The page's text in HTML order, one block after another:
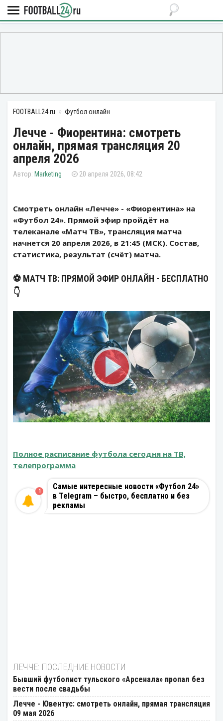
FOOTBALL24.ru Футбол онлайн
Лечче - Фиорентина: смотреть
онлайн, прямая трансляция 20
апреля 2026
Marketing 20 апреля 2026, 08:42
Смотреть онлайн «Лечче» - «Фиорентина» на
«Футбол 24». Прямой эфир пройдёт на
телеканале «Матч ТВ», трансляция матча
начнется 20 апреля 2026, в 21:45 (МСК). Состав,
статистика, результат (счёт) матча.
⚽️ МАТЧ ТВ: ПРЯМОЙ ЭФИР ОНЛАЙН - БЕСПЛАТНО
👇
Полное расписание футбола сегодня на ТВ,
телепрограмма
Самые интересные новости «Футбол 24»
в Telegram – быстро, бесплатно и без
рекламы
1
ЛЕЧЧЕ: ПОСЛЕДНИЕ НОВОСТИ
Бывший футболист тульского «Арсенала» пропал без
вести после свадьбы
Лечче - Ювентус: смотреть онлайн, прямая трансляция
09 мая 2026